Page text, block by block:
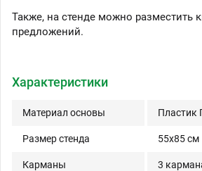
Также, на стенде можно разместить
предложений.
Характеристики
Материал основы Пластик
Размер стенда 55x85 см
Карманы
3